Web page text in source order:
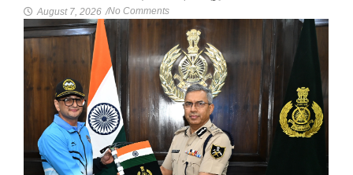
August 7, 2026 /No Comments